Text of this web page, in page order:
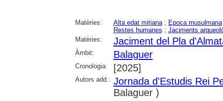
Matèries: Alta edat mitjana; Epoca musulmana
Restes humanes ; Jaciments
Matèries:
Jaciment del Pla
Àmbit: Balaguer
Cronologia: [2025]
Autors add.: Jornada d'Estudis Rei
Balaguer )